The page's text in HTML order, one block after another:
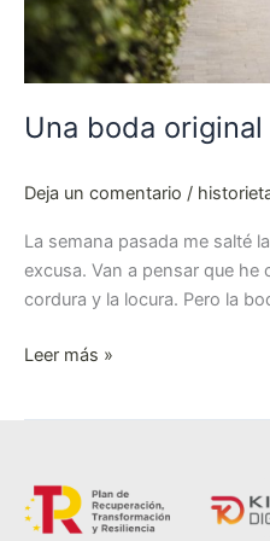
Una boda original
Deja un comentario /
La semana pasada me salté
excusa. Van a pensar que he
cordura y la locura. Pero la
Leer más »